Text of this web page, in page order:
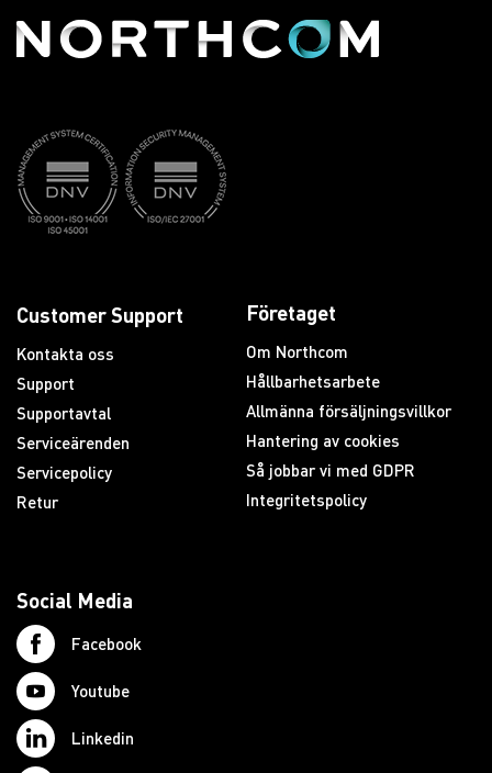
Customer Support
Kontakta oss
Support
Supportavtal
Serviceärenden
Servicepolicy
Retur
Företaget
Om Northcom
Hållbarhetsarbete
Allmänna försäljningsvillkor
Hantering av cookies
Så jobbar vi med GDPR
Integritetspolicy
Social Media
Facebook
Youtube
Linkedin